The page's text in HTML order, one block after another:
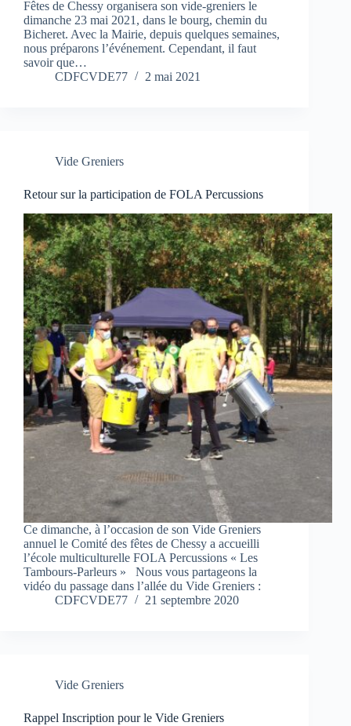
Fêtes de Chessy organisera son vide-greniers le
dimanche 23 mai 2021, dans le bourg, chemin du
Bicheret. Avec la Mairie, depuis quelques semaines,
nous préparons l’événement. Cependant, il faut
savoir que…
CDFCVDE77
2 mai 2021
Vide Greniers
Retour sur la participation de FOLA Percussions
Ce dimanche, à l’occasion de son Vide Greniers
annuel le Comité des fêtes de Chessy a accueilli
l’école multiculturelle FOLA Percussions « Les
Tambours-Parleurs » Nous vous partageons la
vidéo du passage dans l’allée du Vide Greniers :
CDFCVDE77
21 septembre 2020
Vide Greniers
Rappel Inscription pour le Vide Greniers